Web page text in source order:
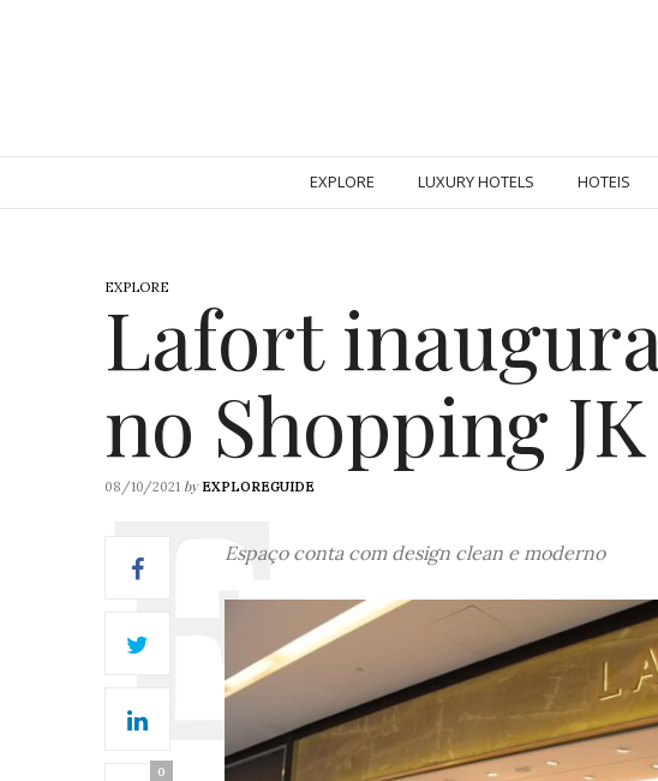
EXPLORE LUXURY HOTELS HOTEIS
EXPLORE
Lafort
no Shopping JK
08/10/2021 by EXPLOREGUIDE
0
Espaço conta com design clean e moderno